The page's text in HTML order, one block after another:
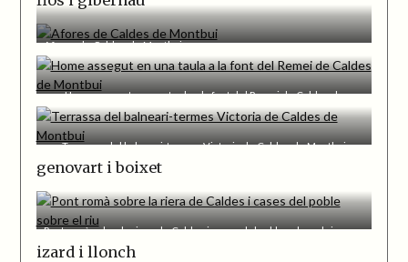
Afores de Caldes de Montbui
Home assegut en una taula a la font del Remei de Caldes de
Montbui
Terrassa del balneari-termes Victoria de Caldes de Montbui
genovart i boixet
Pont romà sobre la riera de Caldes i cases del poble sobre el riu
izard i llonch